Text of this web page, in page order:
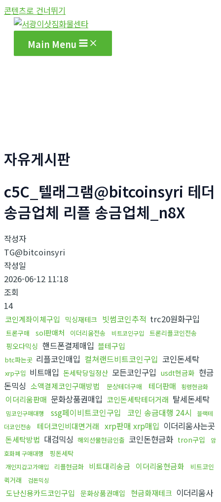
콘텐츠로 건너뛰기
Main Menu
자유게시판
c5C_텔래그램@bitcoinsyri 테더
송금업체 리플 송금업체_n8X
작성자
TG@bitcoinsyri
작성일
2026-06-12 11:18
조회
14
코인계좌이체구입 믹싱재테크 빗썸코인추적 trc20원화구입
트론구매 sol판매처 이더리움전송 비트코인구입 트론리플코인전송
핑오다믹싱 핸드폰결제매입 블테구입
btc파는곳 리플코인매입 컬쳐랜드비트코인구입 코인돈세탁
xrp구입 비트매입 돈세탁당일정산 모든코인구입 usdt현금화 현금
돈믹싱 소액결제코인구매방법 문상테더구매 테더판매 횡령현금화
이더리움판매 문화상품권매입 코인돈세탁테더거래 탈세돈세탁
밈코인구매대행 ssg페이비트코인구입 코인 송금대행 24시
블랙테
더코인전송
테더코인비대면거래 xrp판매 xrp매입 이더리움사는곳
돈세탁방법 대검믹싱 해외선물현금인출 코인돈현금화 tron구입
암
호화폐 구매대행
핑돈세탁
개인지갑고가매입 리플현금화 비트대리송금 이더리움현금화
비트코인
퀵거래
검돈믹싱
도난신용카드코인구입 문화상품권매입 현금화재테크 이더리움사